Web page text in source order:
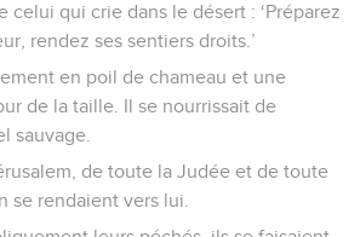
celui qui crie dans le désert : ‘Préparez
rendez ses sentiers droits.’
en poil de chameau et une
de la taille. Il se nourrissait de
sauvage.
de toute la Judée et de toute
se rendaient vers lui.